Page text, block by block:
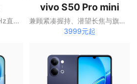
兼顾蔡司长焦影像、144Hz直屏与大容量电池的X系列手机
vivo S50 Pro mini
兼顾紧凑握持、潜望长焦与旗舰性能的S系列手机
3999元起